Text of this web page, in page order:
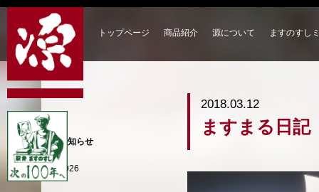
トップページ 商品紹介 源について ますのすし
2018.03.12
ますまる日記
お知らせ
2026